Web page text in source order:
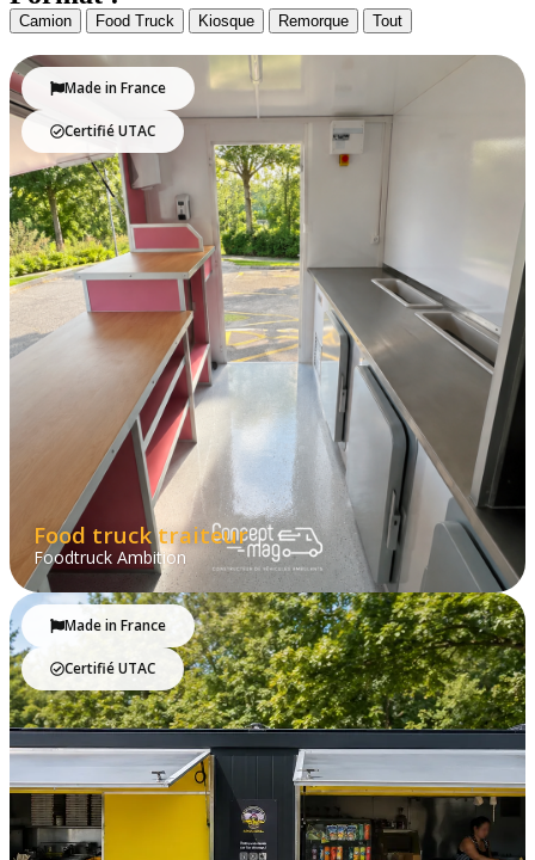
Camion Food Truck Kiosque Remorque Tout
Made in France
Certifié UTAC
Food truck traiteur
Foodtruck Ambition
Made in France
Certifié UTAC